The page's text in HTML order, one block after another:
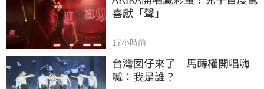
喜獻「聲」
17小時前
台灣囡仔來了　馬蒔權開唱嗨
喊：我是誰？